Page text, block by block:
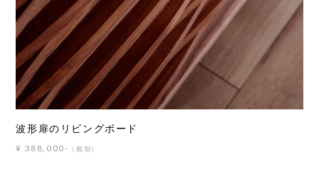
波形扉のリビングボード
¥ 388,000- （税別）